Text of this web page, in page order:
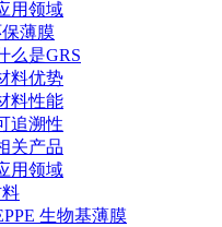
用领域
薄膜
么是GRS
料优势
料性能
追溯性
关产品
用领域
生物基薄膜